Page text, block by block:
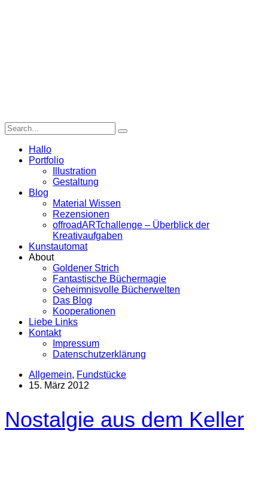
Hallo
Portfolio
Illustration
Gestaltung
Blog
Material Wissen
Rezensionen
offroadARTchallenge – Überblick der
Kreativaufgaben
Kunstautomat
About
Goldener Strich
Fantastische Büchermagie
Geheimnisvolle Bücherwelten
Das Blog
Kooperationen
Liebe Links
Kontakt
Impressum
Datenschutzerklärung
Allgemein, Fundstücke
15. März 2012
Nostalgie aus dem Keller